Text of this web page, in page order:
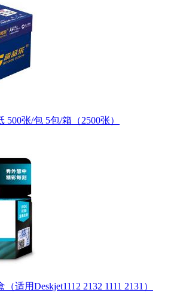
500张/包 5包/箱（2500张）
适用Deskjet1112 2132 1111 2131）